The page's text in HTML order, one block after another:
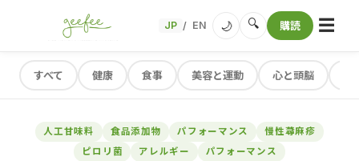
JP / EN 🌙 🔍 購読 ☰
すべて 健康 食事 美容と運動 心と頭脳
人工甘味料 食品添加物 パフォーマンス
慢性蕁麻疹
ピロリ菌
アレルギー パフォーマンス